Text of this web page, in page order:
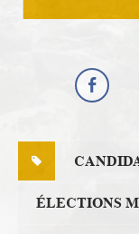
ÉLECTIONS